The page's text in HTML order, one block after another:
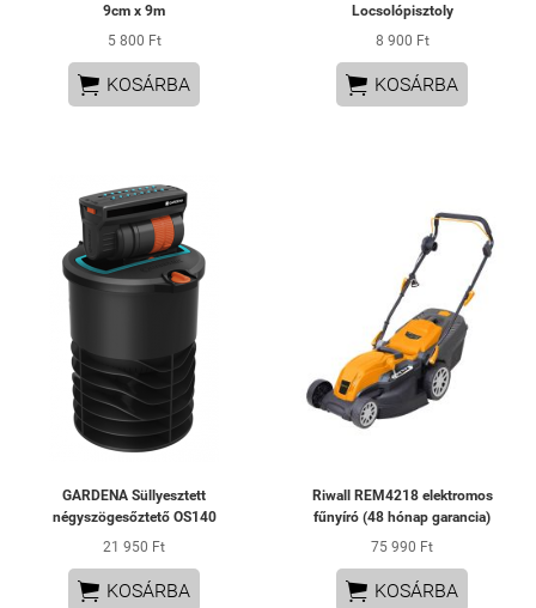
9cm x 9m
5 800 Ft
 KOSÁRBA
Locsolópisztoly
8 900 Ft
 KOSÁRBA
GARDENA Süllyesztett
négyszögesőztető OS140
21 950 Ft
 KOSÁRBA
Riwall REM4218 elektromos
fűnyíró (48 hónap garancia)
75 990 Ft
 KOSÁRBA